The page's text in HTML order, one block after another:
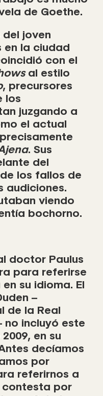
de Goethe.
del joven
en la ciudad
con el
al estilo
, precursores
los
juzgando a
el actual
. Sus
del
los fallos de
audiciones.
viendo
bochorno.
doctor Paulus
para referirse
su idioma. El
–
de la Real
no incluyó este
en su
decíamos
por
referirnos a
contesta por